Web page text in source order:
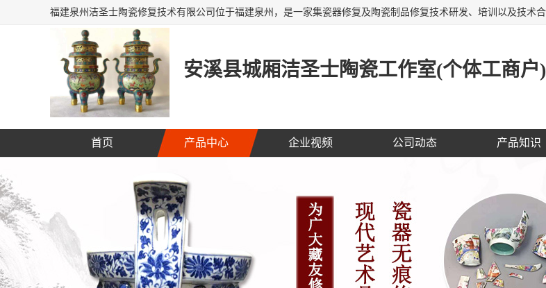
安溪县城厢洁圣士陶瓷工作室(个体工商户)
首页 产品中心 企业视频 公司动态 产品知识